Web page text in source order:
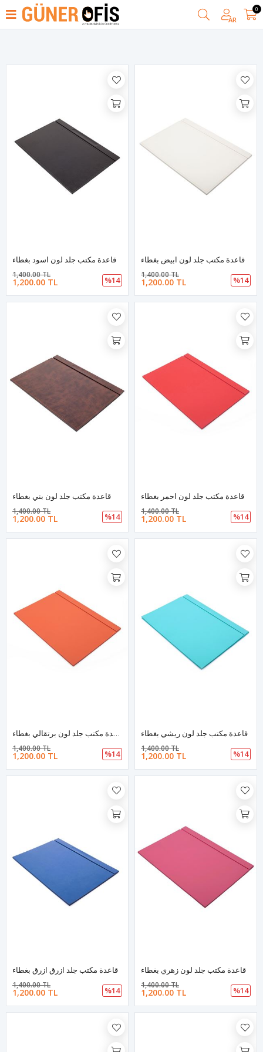
AR
0 ترتيب حسب
قاعدة مكتب جلد لون اسود بغطاء
1,200.00 TL
1,400.00 TL
%14
قاعدة مكتب جلد لون ابيض بغطاء
1,200.00 TL
1,400.00 TL
%14
قاعدة مكتب جلد لون بني بغطاء
1,200.00 TL
1,400.00 TL
%14
قاعدة مكتب جلد لون احمر بغطاء
1,200.00 TL
1,400.00 TL
%14
قاعدة مكتب جلد لون برتقالي بغطاء
1,200.00 TL
1,400.00 TL
%14
قاعدة مكتب جلد لون ريشي بغطاء
1,200.00 TL
1,400.00 TL
%14
قاعدة مكتب جلد ازرق ازرق بغطاء
1,200.00 TL
1,400.00 TL
%14
قاعدة مكتب جلد لون زهري بغطاء
1,200.00 TL
1,400.00 TL
%14